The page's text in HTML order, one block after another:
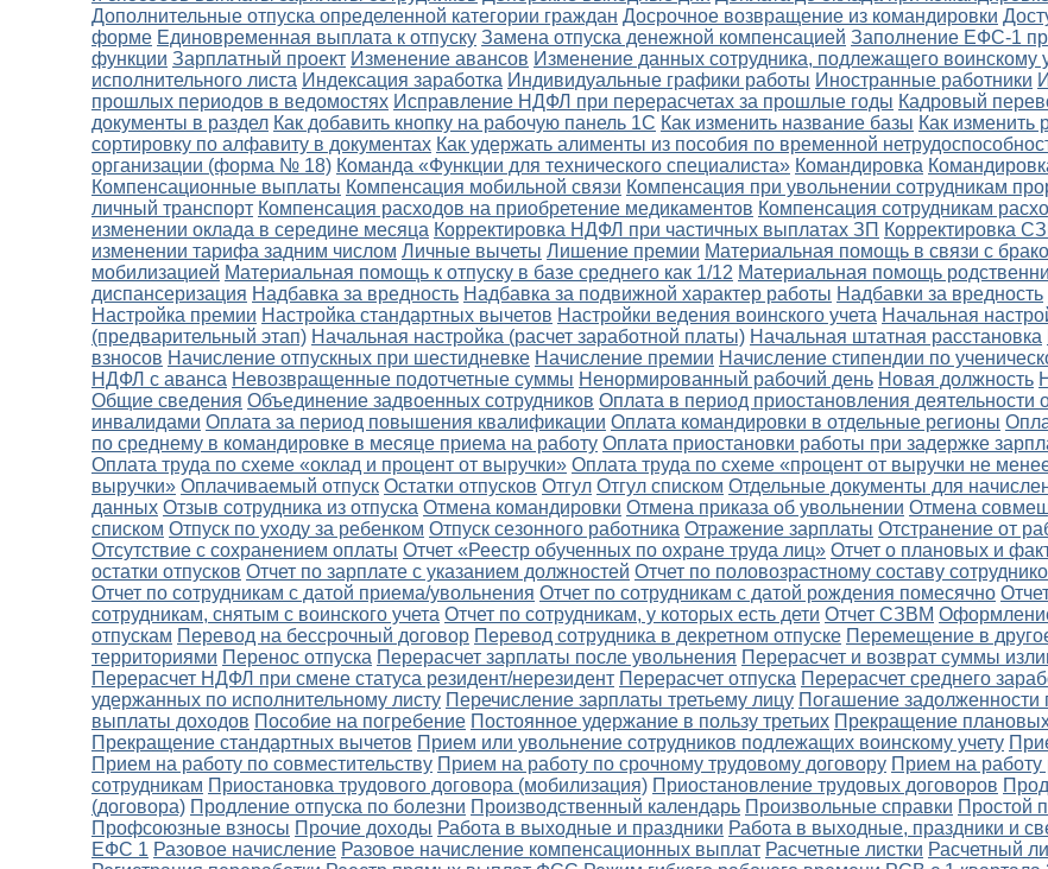
Дополнительные отпуска определенной категории граждан Досрочное возвращение из командировки
форме Единовременная выплата к отпуску Замена отпуска денежной компенсацией Заполнение ЕФС-1
функции Зарплатный проект Изменение авансов Изменение данных сотрудника, подлежащего воинскому
исполнительного листа Индексация заработка Индивидуальные графики работы Иностранные работники
прошлых периодов в ведомостях Исправление НДФЛ при перерасчетах за прошлые годы Кадровый
документы в раздел Как добавить кнопку на рабочую панель 1С Как изменить название базы Как изменить
сортировку по алфавиту в документах Как удержать алименты из пособия по временной
организации (форма № 18) Команда «Функции для технического специалиста» Командировка
Компенсационные выплаты Компенсация мобильной связи Компенсация при увольнении сотрудникам
личный транспорт Компенсация расходов на приобретение медикаментов Компенсация сотрудникам
изменении оклада в середине месяца Корректировка НДФЛ при частичных выплатах ЗП Корректировка
изменении тарифа задним числом Личные вычеты Лишение премии Материальная помощь в связи с
мобилизацией Материальная помощь к отпуску в базе среднего как 1/12 Материальная помощь
диспансеризация Надбавка за вредность Надбавка за подвижной характер работы Надбавки за вредность
Настройка премии Настройка стандартных вычетов Настройки ведения воинского учета Начальная
(предварительный этап) Начальная настройка (расчет заработной платы) Начальная штатная расстановка
взносов Начисление отпускных при шестидневке Начисление премии Начисление стипендии по
НДФЛ с аванса Невозвращенные подотчетные суммы Ненормированный рабочий день Новая должность
Общие сведения Объединение задвоенных сотрудников Оплата в период приостановления деятельности
инвалидами Оплата за период повышения квалификации Оплата командировки в отдельные регионы
по среднему в командировке в месяце приема на работу Оплата приостановки работы при задержке
Оплата труда по схеме «оклад и процент от выручки» Оплата труда по схеме «процент от выручки не
выручки» Оплачиваемый отпуск Остатки отпусков Отгул Отгул списком Отдельные документы для
данных Отзыв сотрудника из отпуска Отмена командировки Отмена приказа об увольнении Отмена
списком Отпуск по уходу за ребенком Отпуск сезонного работника Отражение зарплаты Отстранение от
Отсутствие с сохранением оплаты Отчет «Реестр обученных по охране труда лиц» Отчет о плановых и
остатки отпусков Отчет по зарплате с указанием должностей Отчет по половозрастному составу
Отчет по сотрудникам с датой приема/увольнения Отчет по сотрудникам с датой рождения помесячно
сотрудникам, снятым с воинского учета Отчет по сотрудникам, у которых есть дети Отчет СЗВМ
отпускам Перевод на бессрочный договор Перевод сотрудника в декретном отпуске Перемещение в
территориями Перенос отпуска Перерасчет зарплаты после увольнения Перерасчет и возврат суммы
Перерасчет НДФЛ при смене статуса резидент/нерезидент Перерасчет отпуска Перерасчет среднего
удержанных по исполнительному листу Перечисление зарплаты третьему лицу Погашение задолженности
выплаты доходов Пособие на погребение Постоянное удержание в пользу третьих Прекращение
Прекращение стандартных вычетов Прием или увольнение сотрудников подлежащих воинскому учету
Прием на работу по совместительству Прием на работу по срочному трудовому договору Прием на работу
сотрудникам Приостановка трудового договора (мобилизация) Приостановление трудовых договоров
(договора) Продление отпуска по болезни Производственный календарь Произвольные справки Простой
Профсоюзные взносы Прочие доходы Работа в выходные и праздники Работа в выходные, праздники и
ЕФС 1 Разовое начисление Разовое начисление компенсационных выплат Расчетные листки Расчетный